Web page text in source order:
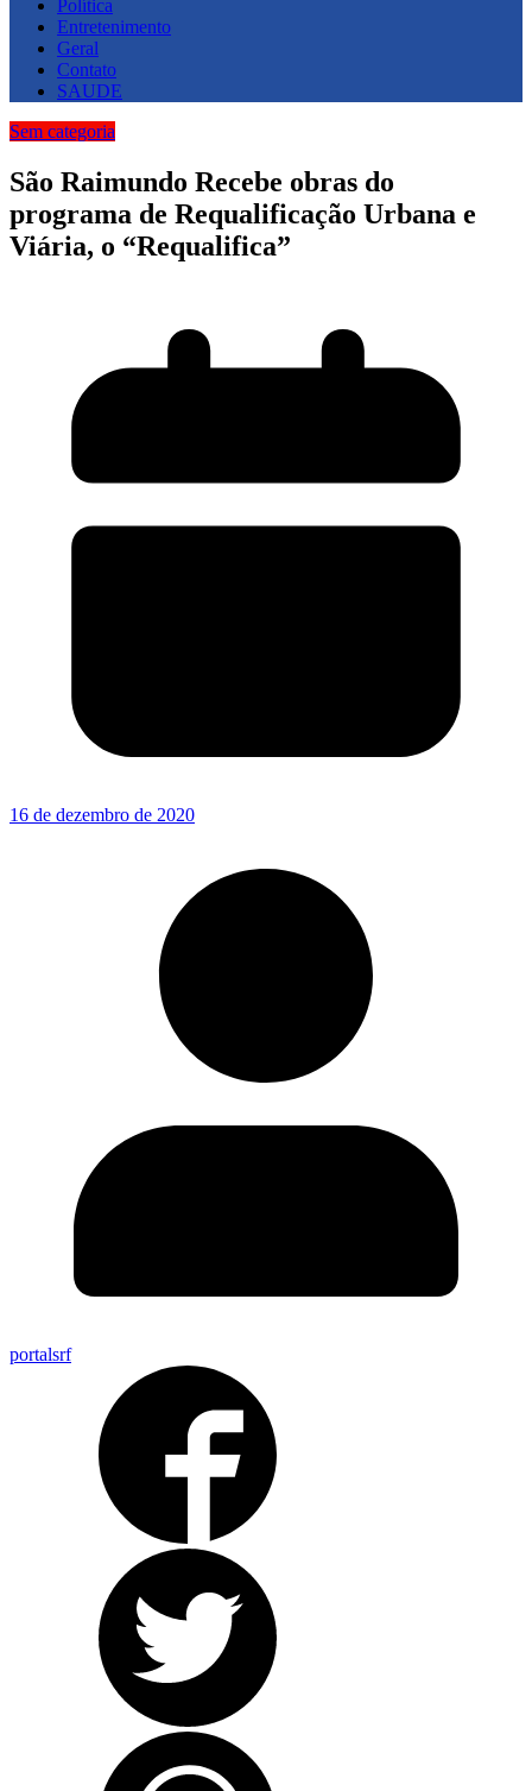
Política
Entretenimento
Geral
Contato
SAUDE
Sem categoria
São Raimundo Recebe obras do
programa de Requalificação Urbana e
Viária, o “Requalifica”
16 de dezembro de 2020
portalsrf